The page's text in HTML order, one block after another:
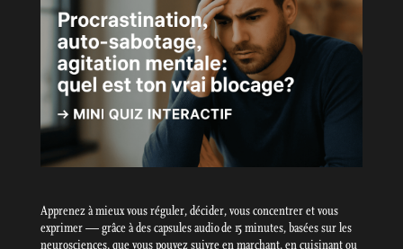
Apprenez à mieux vous réguler, décider, vous concentrer et vous
exprimer — grâce à des capsules audio de 15 minutes, basées sur les
neurosciences, que vous pouvez suivre en marchant, en cuisinant ou